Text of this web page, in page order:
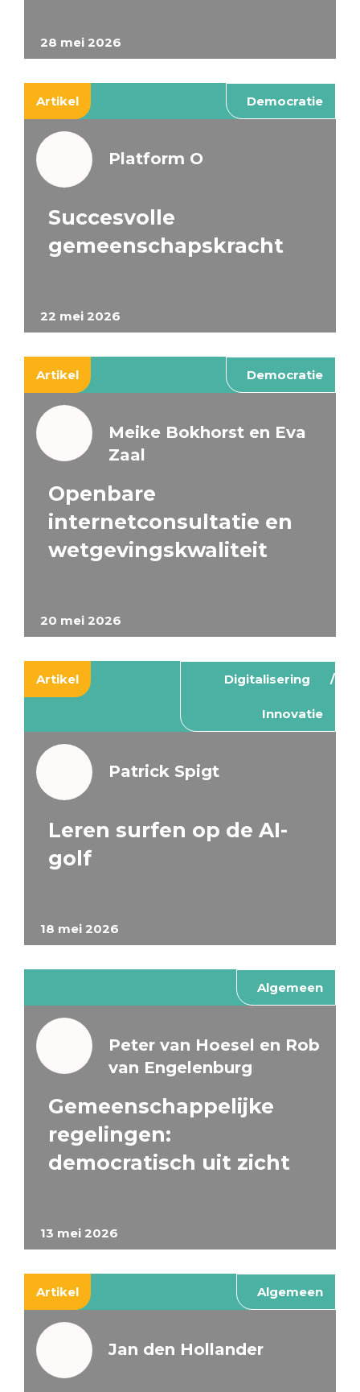
28 mei 2026
Artikel Democratie
22 mei 2026
Platform O
Succesvolle
gemeenschapskracht
Artikel Democratie
20 mei 2026
Meike Bokhorst en Eva
Zaal
Openbare
internetconsultatie en
wetgevingskwaliteit
Artikel Digitalisering
Innovatie
18 mei 2026
Patrick Spigt
Leren surfen op de AI-
golf
Algemeen
13 mei 2026
Peter van Hoesel en Rob
van Engelenburg
Gemeenschappelijke
regelingen:
democratisch uit zicht
Artikel Algemeen
Jan den Hollander